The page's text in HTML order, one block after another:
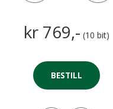
kr 769,- (10 bit)
BESTILL